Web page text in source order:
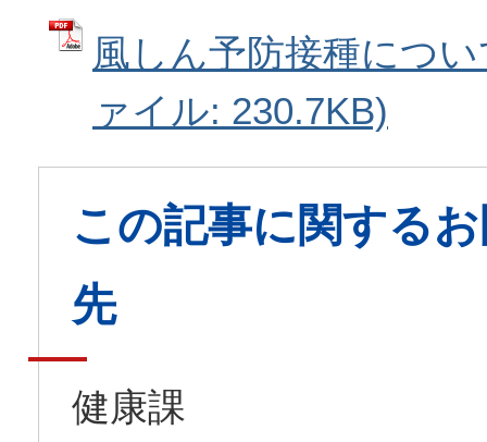
風しん予防接種につ
ァイル: 230.7KB)
この記事に関する
先
健康課